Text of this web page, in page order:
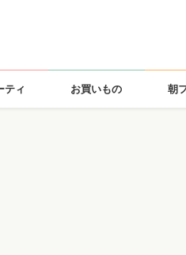
ティ お買いもの 朝